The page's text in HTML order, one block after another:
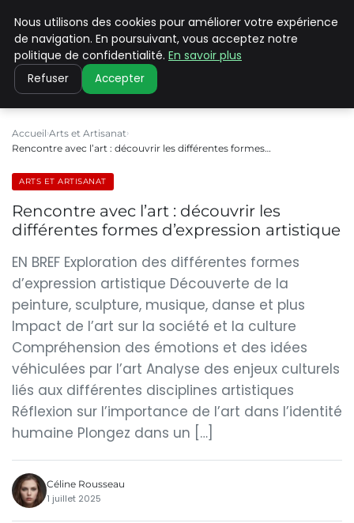
PILAT PATRIMOINES
Accueil Arts et Artisanat
Rencontre avec l’art : découvrir les différentes formes…
ARTS ET ARTISANAT
Rencontre avec l’art : découvrir les
différentes formes d’expression artistique
EN BREF Exploration des différentes formes
d’expression artistique Découverte de la
peinture, sculpture, musique, danse et plus
Impact de l’art sur la société et la culture
Compréhension des émotions et des idées
véhiculées par l’art Analyse des enjeux culturels
liés aux différentes disciplines artistiques
Réflexion sur l’importance de l’art dans l’identité
humaine Plongez dans un […]
Céline Rousseau
1 juillet 2025
Nous utilisons des cookies pour améliorer votre expérience
de navigation. En poursuivant, vous acceptez notre
politique de confidentialité. En savoir plus
Refuser Accepter